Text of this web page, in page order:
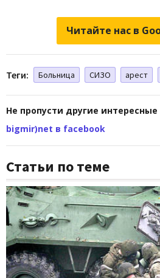
Читайте нас в
Теги: Больница СИЗО арест
Не пропусти другие
bigmir)net в facebook
Статьи по теме